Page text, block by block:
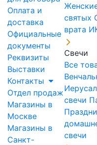
Оплата и
доставка
Официальные
документы
Реквизиты
Выставки
Контакты
Отдел продаж
Магазины в
Москве
Магазины в
Санкт-
святых
врата
Свечи
Все
свечи
свечи